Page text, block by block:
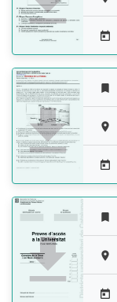








